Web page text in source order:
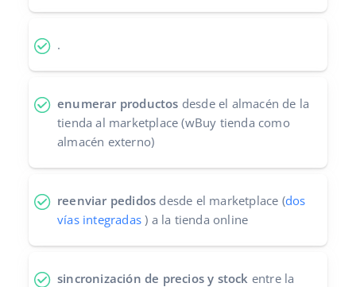
中文
.
enumerar productos desde el almacén de la
tienda al marketplace (wBuy tienda como
almacén externo)
reenviar pedidos desde el marketplace (dos
vías integradas ) a la tienda online
sincronización de precios y stock entre la